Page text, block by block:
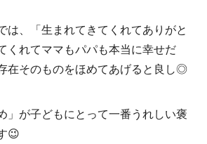
は、「生まれてきてくれてありがと
くれてママもパパも本当に幸せだ
在そのものをほめてあげると良し◎
」が子どもにとって一番うれしい褒
😉